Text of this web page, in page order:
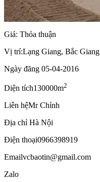
Giá: Thỏa thuận
Vị trí:Lạng Giang, Bắc Giang
Ngày đăng 05-04-2016
Diện tích130000m2
Liên hệMr Chính
Địa chỉ Hà Nội
Điện thoại0966398919
Emailvcbaotin@gmail.com
Zalo